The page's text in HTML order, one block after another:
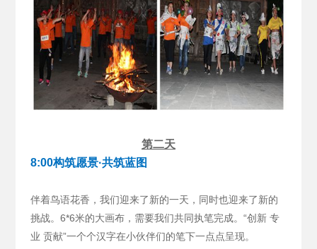
第二天
8:00构筑愿景·共筑蓝图
伴着鸟语花香，我们迎来了新的一天，同时也迎来了新的
挑战。6*6米的大画布，需要我们共同执笔完成。“创新 专
业 贡献”一个个汉字在小伙伴们的笔下一点点呈现。